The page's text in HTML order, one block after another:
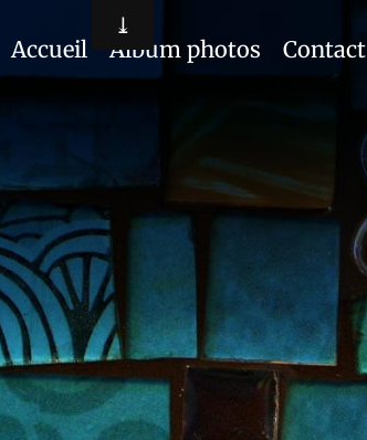
Accueil Album photos Contact